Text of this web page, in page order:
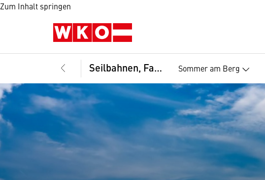
Zum Inhalt springen
Seilbahnen, Fachgruppe Sommer am Berg